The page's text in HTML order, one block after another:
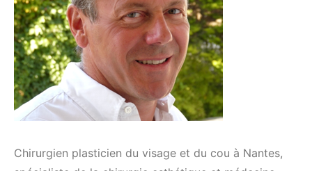
Chirurgien plasticien du visage et du cou à Nantes,